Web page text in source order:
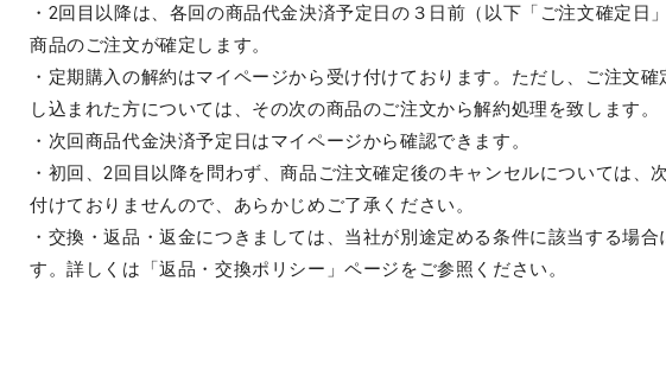
・2回目以降は、各回の商品代金決済予定日の３日前（以下「ご注文確定日
商品のご注文が確定します。
・定期購入の解約はマイページから受け付けております。ただし、ご注文
し込まれた方については、その次の商品のご注文から解約処理を致します。
・次回商品代金決済予定日はマイページから確認できます。
・初回、2回目以降を問わず、商品ご注文確定後のキャンセルについては、
付けておりませんので、あらかじめご了承ください。
・交換・返品・返金につきましては、当社が別途定める条件に該当する場
す。詳しくは「返品・交換ポリシー」ページをご参照ください。